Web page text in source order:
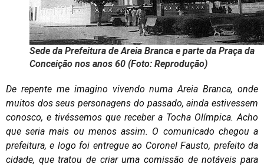
Sede da Prefeitura de Areia Branca e parte da Praça da
Conceição nos anos 60 (Foto: Reprodução)
De repente me imagino vivendo numa Areia Branca, onde
muitos dos seus personagens do passado, ainda estivessem
conosco, e tivéssemos que receber a Tocha Olímpica. Acho
que seria mais ou menos assim. O comunicado chegou a
prefeitura, e logo foi entregue ao Coronel Fausto, prefeito da
cidade, que tratou de criar uma comissão de notáveis para